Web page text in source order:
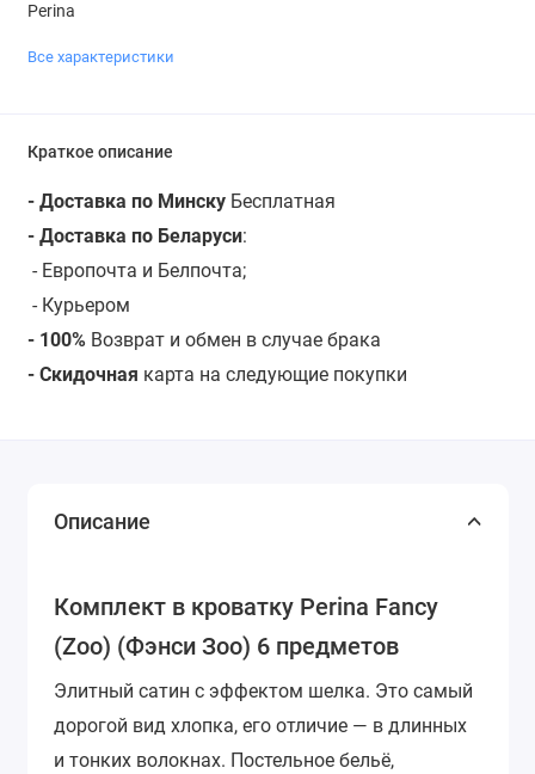
Perina
Все характеристики
Краткое описание
- Доставка по МинскуБесплатная
- Доставка по Беларуси:
- Европочта и Белпочта;
- Курьером
- 100% Возврат и обмен в случае брака
- Скидочная карта на следующие покупки
Описание
Комплект в кроватку Perina Fancy
(Zoo) (Фэнси Зоо) 6 предметов
Элитный сатин с эффектом шелка. Это самый
дорогой вид хлопка, его отличие — в длинных
и тонких волокнах. Постельное бельё,